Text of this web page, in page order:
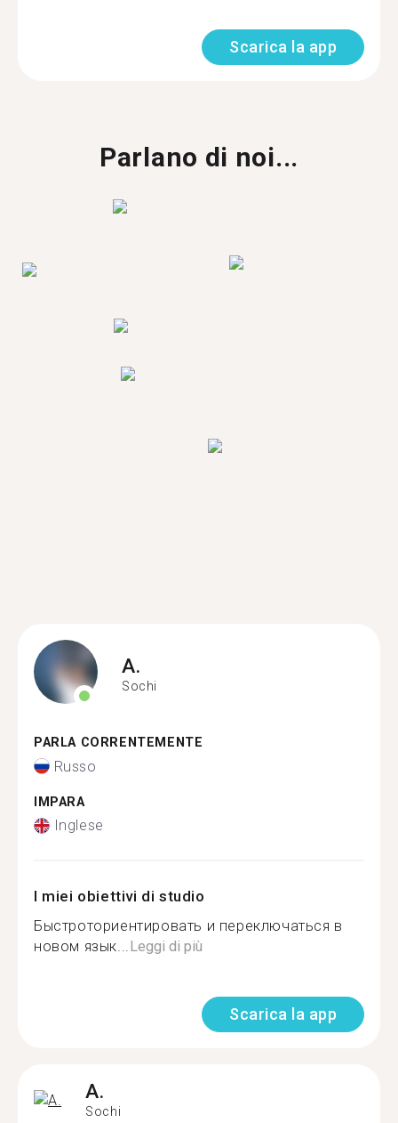
Scarica la app
Parlano di noi...
A.
Sochi
PARLA CORRENTEMENTE
Russo
IMPARA
Inglese
I miei obiettivi di studio
Быстроториентировать и переключаться в
новом язык...Leggi di più
Scarica la app
A.
Sochi